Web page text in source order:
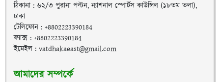
ঠিকানা : ৬২/৩ পুরানা পল্টন, ন্যাশনাল স্পোর্টস কাউন্সিল (১৮তম তলা),
ঢাকা
টেলিফোন : +8802223390184
ফ্যাক্স : +8802223390184
ইমেইল : vatdhakaeast@gmail.com
আমাদের সম্পর্কে